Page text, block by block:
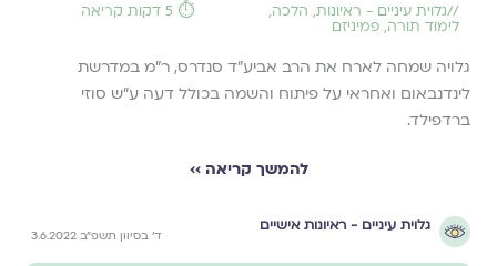
//גלוית עיניים - ראיונות, הלכה,
לימוד תורה, פמיניזם
⏱️ 5 דקות קריאה
גלויה שמחה לארח את הרב אביע"ד סנדרס, ר"מ במדרשת
לינדנבאום ואחראי על פיתוח והשמה בכולל דעה ע"ש סוזי
ברדפילד.
להמשך קריאה ››
גלוית עיניים - ראיונות אישיים
ד׳ בסיוון תשפ״ב 3.6.2022